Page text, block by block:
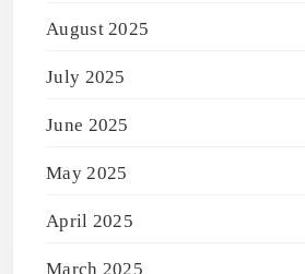
August 2025
July 2025
June 2025
May 2025
April 2025
March 2025